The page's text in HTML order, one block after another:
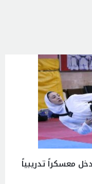
معسكراً تدريبياً